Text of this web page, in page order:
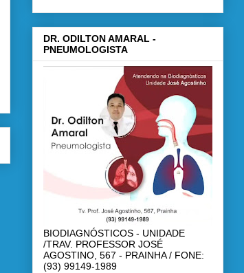
DR. ODILTON AMARAL -
PNEUMOLOGISTA
BIODIAGNÓSTICOS - UNIDADE
/TRAV. PROFESSOR JOSÉ
AGOSTINO, 567 - PRAINHA / FONE:
(93) 99149-1989